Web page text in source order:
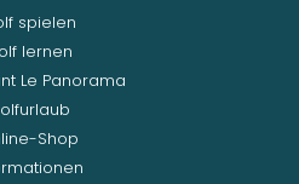
spielen
lernen
Le Panorama
Shop